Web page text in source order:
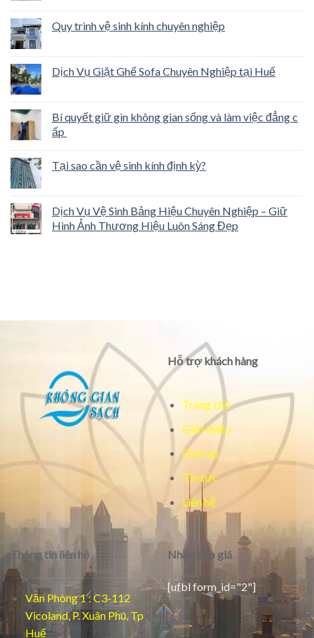
Quy trình vệ sinh kính chuyên nghiệp
Dịch Vụ Giặt Ghế Sofa Chuyên Nghiệp tại Huế
Bí quyết giữ gìn không gian sống và làm việc đẳng c
ấp
Tại sao cần vệ sinh kính định kỳ?
Dịch Vụ Vệ Sinh Bảng Hiệu Chuyên Nghiệp – Giữ
Hình Ảnh Thương Hiệu Luôn Sáng Đẹp
Hỗ trợ khách hàng
Trang chủ
Giới thiệu
Dịch vụ
Tin tức
Liên hệ
Thông tin liên hệ
Văn Phòng 1 : C3-112
Vicoland, P. Xuân Phú, Tp
Huế
Nhận báo giá
[ufbl form_id="2"]